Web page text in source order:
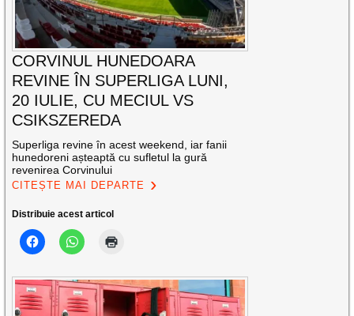
CORVINUL HUNEDOARA
REVINE ÎN SUPERLIGA LUNI,
20 IULIE, CU MECIUL VS
CSIKSZEREDA
Superliga revine în acest weekend, iar fanii
hunedoreni așteaptă cu sufletul la gură
revenirea Corvinului
CITEȘTE MAI DEPARTE
Distribuie acest articol